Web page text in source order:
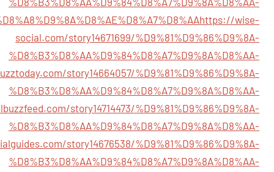
https://wise-
social.com/story14671699/%D9%81%D9%86%D9%8A-
%D8%B3%D8%AA%D9%84%D8%A7%D9%8A%D8%AA-
story14664057/%D9%81%D9%86%D9%8A-
%D8%B3%D8%AA%D9%84%D8%A7%D9%8A%D8%AA-
story14714473/%D9%81%D9%86%D9%8A-
%D8%B3%D8%AA%D9%84%D8%A7%D9%8A%D8%AA-
story14676538/%D9%81%D9%86%D9%8A-
%D8%B3%D8%AA%D9%84%D8%A7%D9%8A%D8%AA-